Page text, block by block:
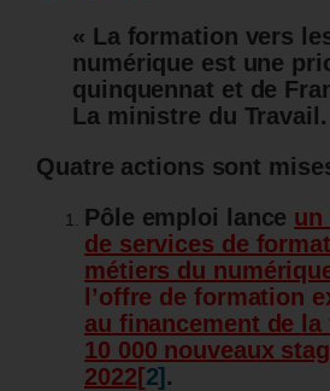
« La formation vers
numérique est une
quinquennat et de
La ministre du Travail.
Quatre actions sont
Pôle emploi lance un
de services de
métiers du
l’offre de formation
au financement de
10 000 nouveaux
2022 [2] .